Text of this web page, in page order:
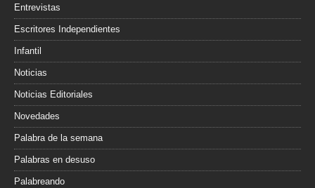
Entrevistas
Escritores Independientes
Infantil
Noticias
Noticias Editoriales
Novedades
Palabra de la semana
Palabras en desuso
Palabreando